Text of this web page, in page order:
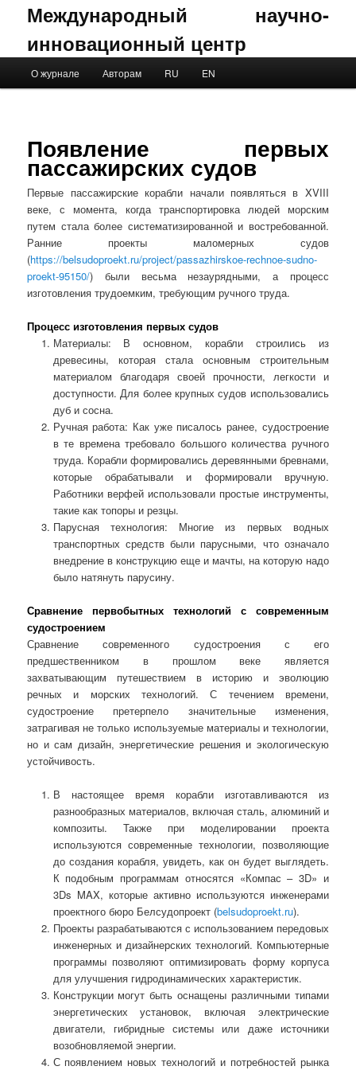
Международный научно-
инновационный центр
Skip to primary content
Skip to secondary content
О журнале Авторам RU EN
Появление первых
пассажирских судов
Первые пассажирские корабли начали появляться в XVIII
веке, с момента, когда транспортировка людей морским
путем стала более систематизированной и востребованной.
Ранние проекты маломерных судов
(https://belsudoproekt.ru/project/passazhirskoe-rechnoe-sudno-
proekt-95150/) были весьма незаурядными, а процесс
изготовления трудоемким, требующим ручного труда.
Процесс изготовления первых судов
Материалы: В основном, корабли строились из
древесины, которая стала основным строительным
материалом благодаря своей прочности, легкости и
доступности. Для более крупных судов использовались
дуб и сосна.
Ручная работа: Как уже писалось ранее, судостроение
в те времена требовало большого количества ручного
труда. Корабли формировались деревянными бревнами,
которые обрабатывали и формировали вручную.
Работники верфей использовали простые инструменты,
такие как топоры и резцы.
Парусная технология: Многие из первых водных
транспортных средств были парусными, что означало
внедрение в конструкцию еще и мачты, на которую надо
было натянуть парусину.
Сравнение первобытных технологий с современным
судостроением
Сравнение современного судостроения с его
предшественником в прошлом веке является
захватывающим путешествием в историю и эволюцию
речных и морских технологий. С течением времени,
судостроение претерпело значительные изменения,
затрагивая не только используемые материалы и технологии,
но и сам дизайн, энергетические решения и экологическую
устойчивость.
В настоящее время корабли изготавливаются из
разнообразных материалов, включая сталь, алюминий и
композиты. Также при моделировании проекта
используются современные технологии, позволяющие
до создания корабля, увидеть, как он будет выглядеть.
К подобным программам относятся «Компас – 3D» и
3Ds MAX, которые активно используются инженерами
проектного бюро Белсудопроект (belsudoproekt.ru).
Проекты разрабатываются с использованием передовых
инженерных и дизайнерских технологий. Компьютерные
программы позволяют оптимизировать форму корпуса
для улучшения гидродинамических характеристик.
Конструкции могут быть оснащены различными типами
энергетических установок, включая электрические
двигатели, гибридные системы или даже источники
возобновляемой энергии.
С появлением новых технологий и потребностей рынка